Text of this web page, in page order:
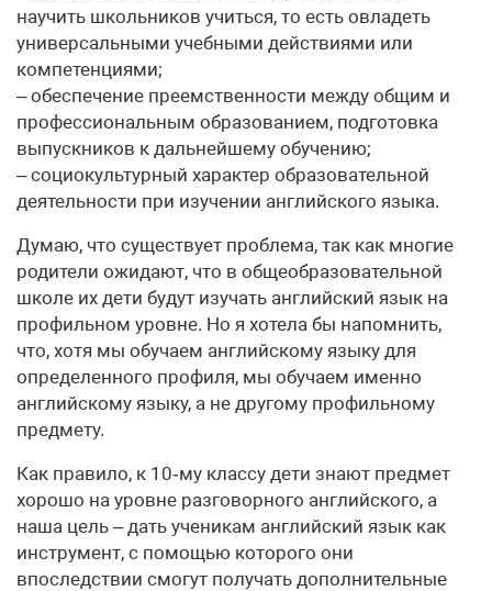
научить школьников учиться, то есть овладеть
универсальными учебными действиями или
компетенциями;
– обеспечение преемственности между общим и
профессиональным образованием, подготовка
выпускников к дальнейшему обучению;
– социокультурный характер образовательной
деятельности при изучении английского языка.
Думаю, что существует проблема, так как многие
родители ожидают, что в общеобразовательной
школе их дети будут изучать английский язык на
профильном уровне. Но я хотела бы напомнить,
что, хотя мы обучаем английскому языку для
определенного профиля, мы обучаем именно
английскому языку, а не другому профильному
предмету.
Как правило, к 10‑му классу дети знают предмет
хорошо на уровне разговорного английского, а
наша цель – дать ученикам английский язык как
инструмент, с помощью которого они
впоследствии смогут получать дополнительные